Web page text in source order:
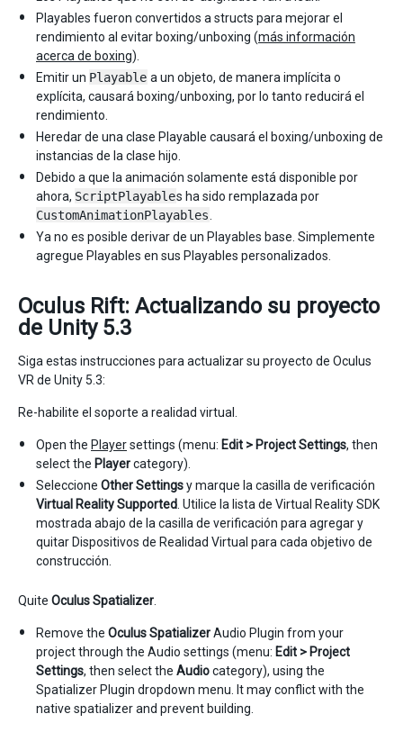
Playables fueron convertidos a structs para mejorar el
rendimiento al evitar boxing/unboxing (más información
acerca de boxing).
Emitir un Playable a un objeto, de manera implícita o
explícita, causará boxing/unboxing, por lo tanto reducirá el
rendimiento.
Heredar de una clase Playable causará el boxing/unboxing de
instancias de la clase hijo.
Debido a que la animación solamente está disponible por
ahora, ScriptPlayables ha sido remplazada por
CustomAnimationPlayables
Ya no es posible derivar de un Playables base. Simplemente
agregue Playables en sus Playables personalizados.
Oculus Rift: Actualizando su proyecto
de Unity 5.3
Siga estas instrucciones para actualizar su proyecto de Oculus
VR de Unity 5.3:
Re-habilite el soporte a realidad virtual.
Open the Playersettings (menu: Edit > Project Settings, then
select the Playercategory).
Seleccione Other Settingsy marque la casilla de verificación
Virtual Reality Supported . Utilice la lista de Virtual Reality SDK
mostrada abajo de la casilla de verificación para agregar y
quitar Dispositivos de Realidad Virtual para cada objetivo de
construcción.
Quite Oculus Spatializer
Remove the Oculus SpatializerAudio Plugin from your
project through the Audio settings (menu: Edit > Project
Settings, then select the Audiocategory), using the
Spatializer Plugin dropdown menu. It may conflict with the
native spatializer and prevent building.